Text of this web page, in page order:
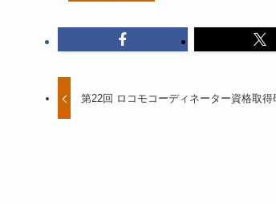
第22回 ロコモコーディネーター資格取得